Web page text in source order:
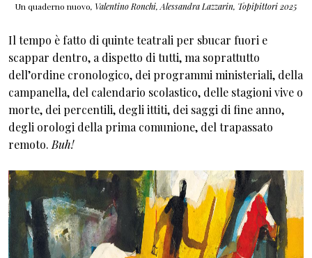
Un quaderno nuovo, Valentino Ronchi, Alessandra Lazzarin, Topipittori 2025
Il tempo è fatto di quinte teatrali per sbucar fuori e
scappar dentro, a dispetto di tutti, ma soprattutto
dell’ordine cronologico, dei programmi ministeriali, della
campanella, del calendario scolastico, delle stagioni vive o
morte, dei percentili, degli ittiti, dei saggi di fine anno,
degli orologi della prima comunione, del trapassato
remoto. Buh!